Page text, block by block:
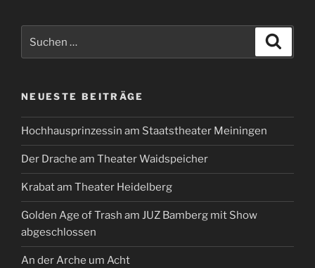
nach:
NEUESTE BEITRÄGE
Hochhausprinzessin am Staatstheater Meiningen
Der Drache am Theater Waidspeicher
Krabat am Theater Heidelberg
Golden Age of Trash am JUZ Bamberg mit Show
abgeschlossen
An der Arche um Acht